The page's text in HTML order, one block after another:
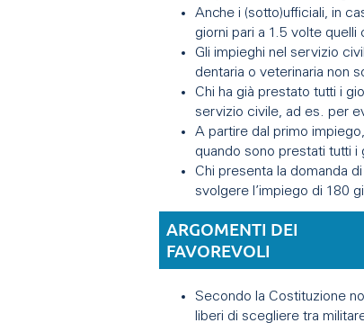
Anche i (sotto)ufficiali, in
giorni pari a 1.5 volte quelli
Gli impieghi nel servizio
dentaria o veterinaria non
Chi ha già prestato tutti i
servizio civile, ad es. per
A partire dal primo
quando sono prestati tutti i
Chi presenta la domanda
svolgere l’impiego di 180
ARGOMENTI DEI
FAVOREVOLI
Secondo la Costituzione
liberi di scegliere tra